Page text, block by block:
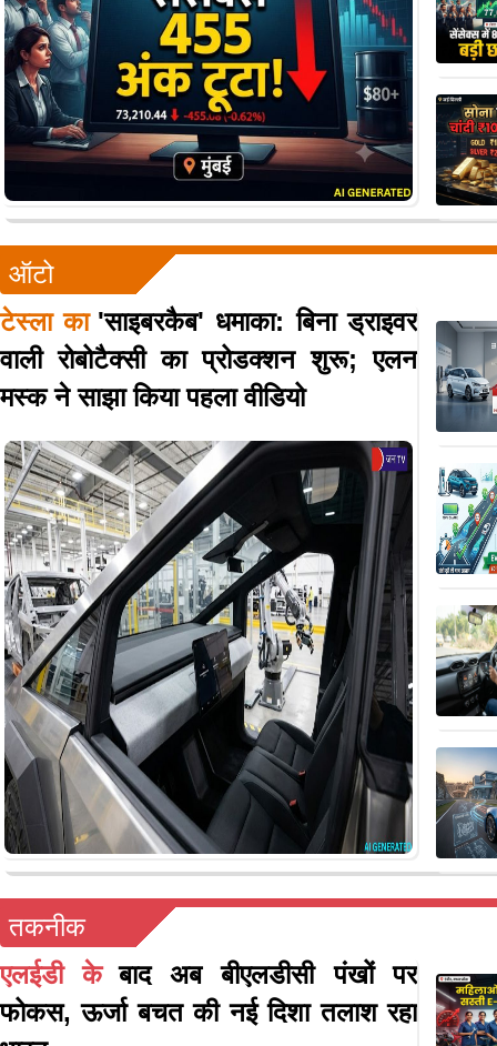
ऑटो
टेस्ला का 'साइबरकैब' धमाका: बिना ड्राइवर
वाली रोबोटैक्सी का प्रोडक्शन शुरू; एलन
मस्क ने साझा किया पहला वीडियो
तकनीक
एलईडी के बाद अब बीएलडीसी पंखों पर
फोकस, ऊर्जा बचत की नई दिशा तलाश रहा